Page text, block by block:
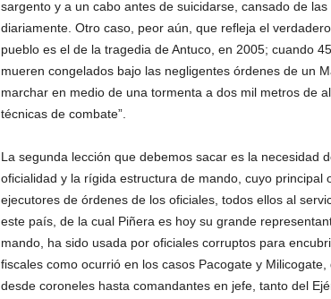
sargento y a un cabo antes de suicidarse, cansado de
diariamente. Otro caso, peor aún, que refleja el
pueblo es el de la tragedia de Antuco, en 2005; cuando
mueren congelados bajo las negligentes órdenes de un
marchar en medio de una tormenta a dos mil metros de
técnicas de combate”.
La segunda lección que debemos sacar es la necesidad
oficialidad y la rígida estructura de mando, cuyo principal
ejecutores de órdenes de los oficiales, todos ellos al
este país, de la cual Piñera es hoy su grande
mando, ha sido usada por oficiales corruptos para
fiscales como ocurrió en los casos Pacogate y
desde coroneles hasta comandantes en jefe, tanto del